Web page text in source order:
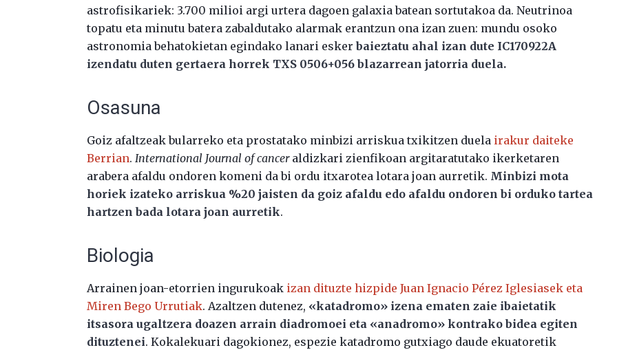
astrofisikariek: 3.700 milioi argi urtera dagoen galaxia batean sortutakoa da. Neutrinoa
topatu eta minutu batera zabaldutako alarmak erantzun ona izan zuen: mundu osoko
astronomia behatokietan egindako lanari eskerbaieztatu ahal izan dute IC170922A
izendatu duten gertaera horrek TXS 0506+056 blazarrean jatorria duela.
Osasuna
Goiz afaltzeak bularreko eta prostatako minbizi arriskua txikitzen duela irakur daiteke
Berrian. International Journal of cancer aldizkari zienfikoan argitaratutako ikerketaren
arabera afaldu ondoren komeni da bi ordu itxarotea lotara joan aurretik. Minbizi mota
horiek izateko arriskua %20 jaisten da goiz afaldu edo afaldu ondoren bi orduko tartea
hartzen bada lotara joan aurretik.
Biologia
Arrainen joan-etorrien ingurukoak izan dituzte hizpide Juan Ignacio Pérez Iglesiasek eta
Miren Bego Urrutiak. Azaltzen dutenez, «katadromo» izena ematen zaie ibaietatik
itsasora ugaltzera doazen arrain diadromoei eta «anadromo» kontrako bidea egiten
dituztenei. Kokalekuari dagokionez, espezie katadromo gutxiago daude ekuatoretik